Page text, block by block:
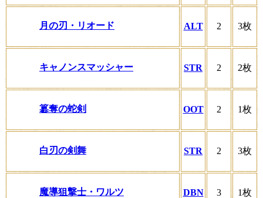
月の刃・リオード ALT 2 3枚
キャノンスマッシャー STR 2 2枚
簒奪の蛇剣 OOT 2 1枚
白刃の剣舞 STR 2 3枚
魔導狙撃士・ワルツ DBN 3 1枚